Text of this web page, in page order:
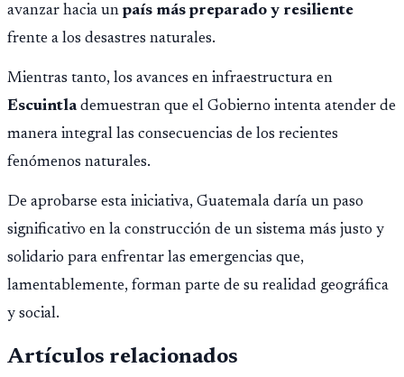
avanzar hacia un país más preparado y resiliente
frente a los desastres naturales.
Mientras tanto, los avances en infraestructura en
Escuintlademuestran que el Gobierno intenta atender de
manera integral las consecuencias de los recientes
fenómenos naturales.
De aprobarse esta iniciativa, Guatemala daría un paso
significativo en la construcción de un sistema más justo y
solidario para enfrentar las emergencias que,
lamentablemente, forman parte de su realidad geográfica
y social.
Artículos relacionados